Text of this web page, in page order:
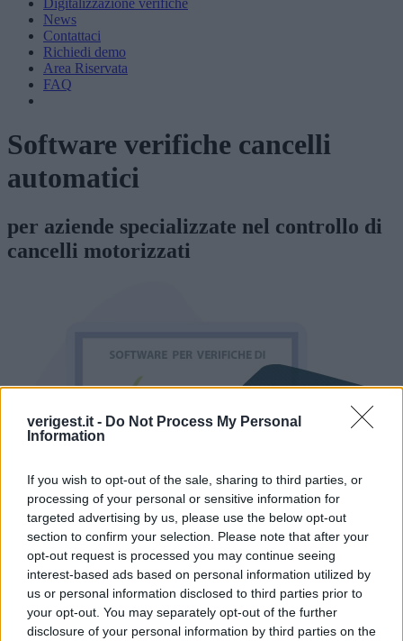
verigest.it - Do Not Process My Personal
Information
If you wish to opt-out of the sale, sharing to third parties, or
processing of your personal or sensitive information for
targeted advertising by us, please use the below opt-out
section to confirm your selection. Please note that after your
opt-out request is processed you may continue seeing
interest-based ads based on personal information utilized by
us or personal information disclosed to third parties prior to
your opt-out. You may separately opt-out of the further
disclosure of your personal information by third parties on the
Digitalizzazione verifiche
News
Contattaci
Richiedi demo
Area Riservata
FAQ
Software verifiche cancelli
automatici
per aziende specializzate nel controllo di
cancelli motorizzati
VERIGEST, il software per verifiche di cancelli